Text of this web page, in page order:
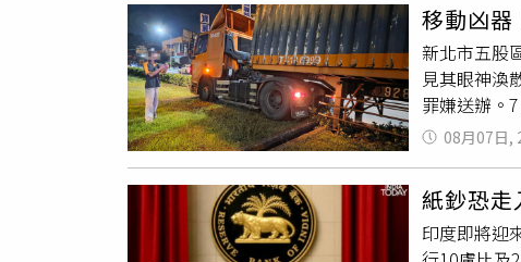
猴子活動，
發現猴群或
若後續巡查
測，直到確
否還有其他
供電穩定性
成今年度中
辦公環境。
移動凶
新北市五股
見其眼神渙
罪嫌送辦。
派出所及交
板橋方向
可處3萬元
送偵辦。
08月07日,
紙鈔恐
印度即將迎